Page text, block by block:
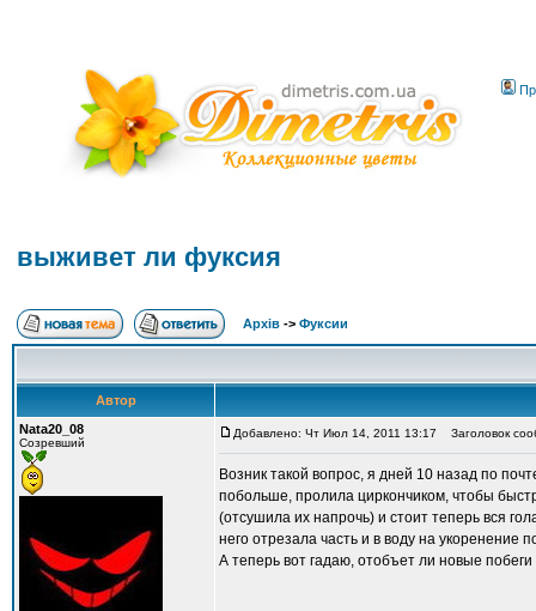
выживет ли фуксия
Архів -> Фуксии
Автор
Nata20_08
Созревший
Добавлено: Чт Июл 14, 2011 13:17 Заголовок
Возник такой вопрос, я дней 10 назад по
побольше, пролила циркончиком, чтобы
(отсушила их напрочь) и стоит теперь вся
него отрезала часть и в воду на укоренение
А теперь вот гадаю, отобъет ли новые